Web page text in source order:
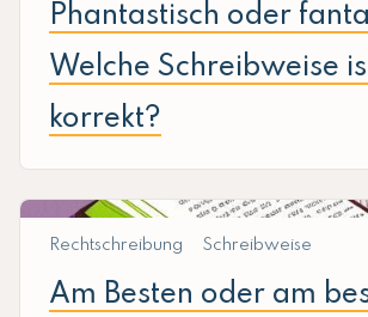
Phantastisch oder
Welche Schreibweise
korrekt?
Rechtschreibung Schreibweise
Am Besten oder am